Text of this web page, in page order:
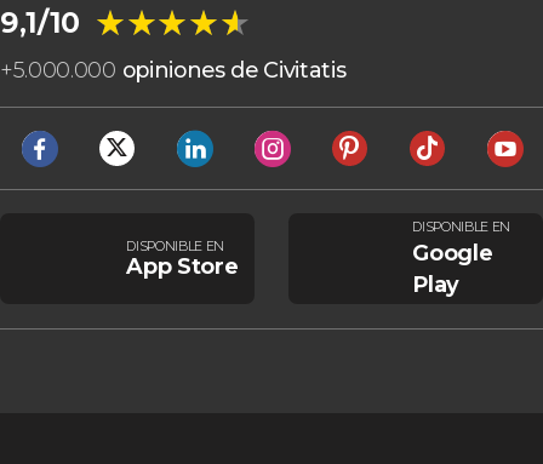
9,1/10 ★★★★★
★★★★★
+5.000.000 opiniones de Civitatis
DISPONIBLE EN
App Store
DISPONIBLE EN
Google
Play